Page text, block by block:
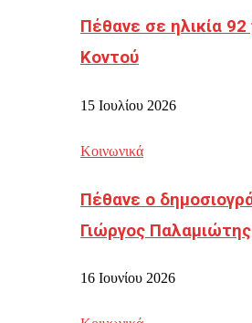
Πέθανε σε ηλικία
Κοντού
15 Ιουλίου 2026
Κοινωνικά
Πέθανε ο
Γιώργος Παλαμιώτης
16 Ιουνίου 2026